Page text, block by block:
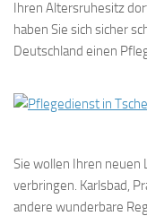
Ihren Altersruhesitz
haben Sie sich sicher
Deutschland einen
Sie wollen Ihren neuen
verbringen. Karlsbad,
andere wunderbare